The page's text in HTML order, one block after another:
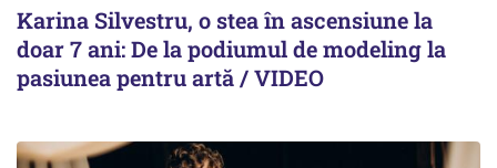
Karina Silvestru, o stea în ascensiune la
doar 7 ani: De la podiumul de modeling la
pasiunea pentru artă / VIDEO